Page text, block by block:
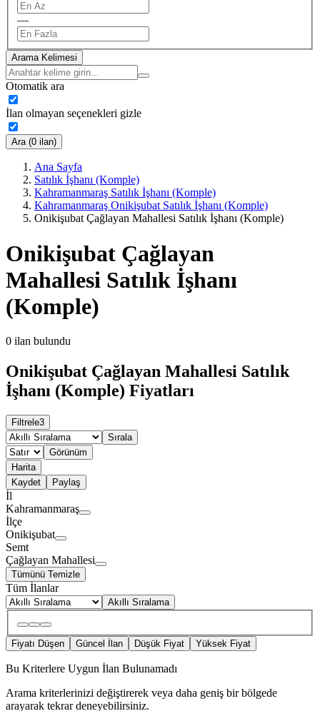
—
Arama Kelimesi
Otomatik ara
İlan olmayan seçenekleri gizle
Ara (0 ilan)
Ana Sayfa
Satılık İşhanı (Komple)
Kahramanmaraş Satılık İşhanı (Komple)
Kahramanmaraş Onikişubat Satılık İşhanı (Komple)
Onikişubat Çağlayan Mahallesi Satılık İşhanı (Komple)
Onikişubat Çağlayan
Mahallesi Satılık İşhanı
(Komple)
0 ilan bulundu
Onikişubat Çağlayan Mahallesi Satılık
İşhanı (Komple) Fiyatları
Filtrele3
Sırala
Görünüm
Harita
Kaydet
Paylaş
İl
Kahramanmaraş
İlçe
Onikişubat
Semt
Çağlayan Mahallesi
Tümünü Temizle
Tüm İlanlar
Akıllı Sıralama
Fiyatı Düşen Güncel İlan Düşük Fiyat Yüksek Fiyat
Bu Kriterlere Uygun İlan Bulunamadı
Arama kriterlerinizi değiştirerek veya daha geniş bir bölgede
arayarak tekrar deneyebilirsiniz.